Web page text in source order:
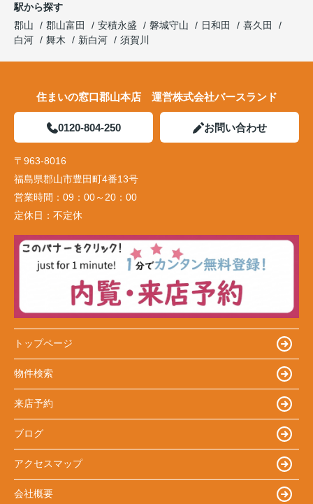
駅から探す
郡山
郡山富田 安積永盛 磐城守山 日和田
喜久田
白河
舞木 新白河 須賀川
住まいの窓口郡山本店 運営株式会社バースランド
0120-804-250 お問い合わせ
〒963-8016
福島県郡山市豊田町4番13号
営業時間： 09：00～20：00
定休日： 不定休
トップページ
物件検索
来店予約
ブログ
アクセスマップ
会社概要